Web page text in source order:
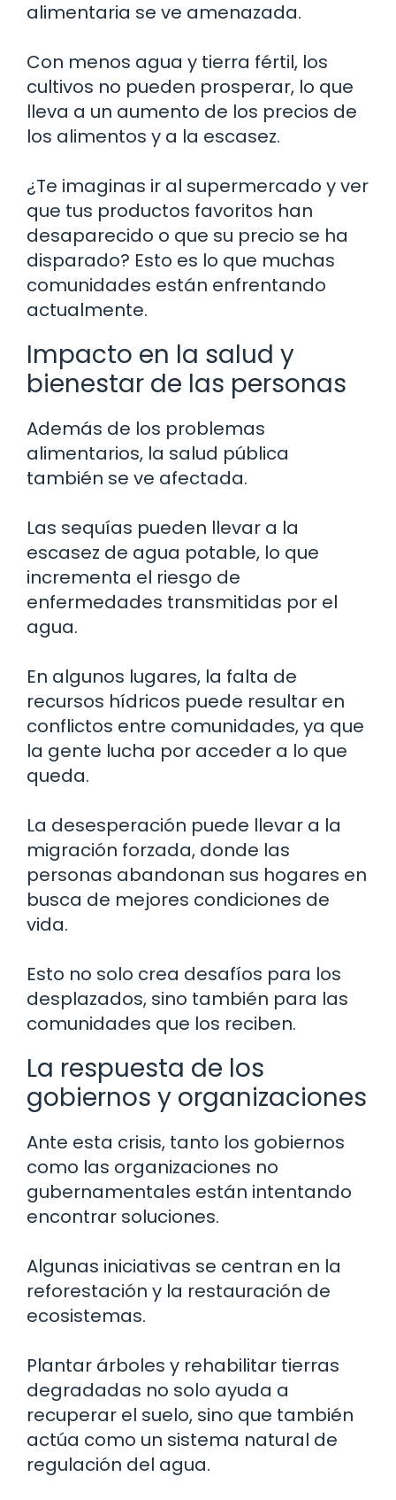
alimentaria se ve amenazada.
Con menos agua y tierra fértil, los
cultivos no pueden prosperar, lo que
lleva a un aumento de los precios de
los alimentos y a la escasez.
¿Te imaginas ir al supermercado y ver
que tus productos favoritos han
desaparecido o que su precio se ha
disparado? Esto es lo que muchas
comunidades están enfrentando
actualmente.
Impacto en la salud y
bienestar de las personas
Además de los problemas
alimentarios, la salud pública
también se ve afectada.
Las sequías pueden llevar a la
escasez de agua potable, lo que
incrementa el riesgo de
enfermedades transmitidas por el
agua.
En algunos lugares, la falta de
recursos hídricos puede resultar en
conflictos entre comunidades, ya que
la gente lucha por acceder a lo que
queda.
La desesperación puede llevar a la
migración forzada, donde las
personas abandonan sus hogares en
busca de mejores condiciones de
vida.
Esto no solo crea desafíos para los
desplazados, sino también para las
comunidades que los reciben.
La respuesta de los
gobiernos y organizaciones
Ante esta crisis, tanto los gobiernos
como las organizaciones no
gubernamentales están intentando
encontrar soluciones.
Algunas iniciativas se centran en la
reforestación y la restauración de
ecosistemas.
Plantar árboles y rehabilitar tierras
degradadas no solo ayuda a
recuperar el suelo, sino que también
actúa como un sistema natural de
regulación del agua.